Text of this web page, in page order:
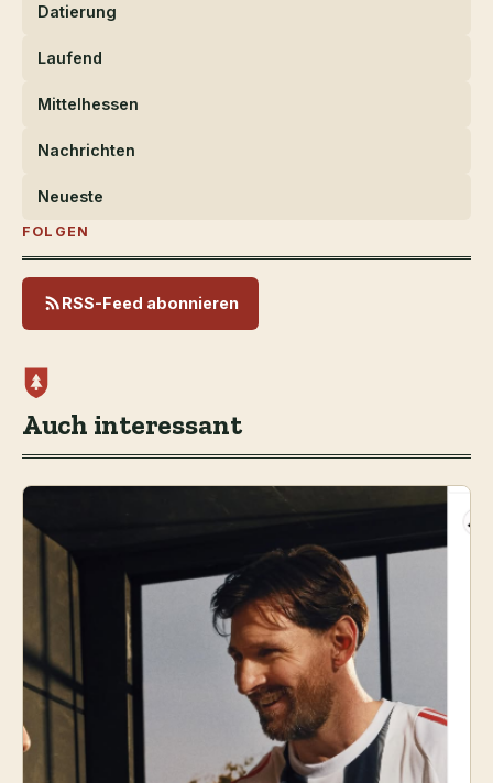
Datierung
Laufend
Mittelhessen
Nachrichten
Neueste
FOLGEN
RSS-Feed abonnieren
Auch interessant